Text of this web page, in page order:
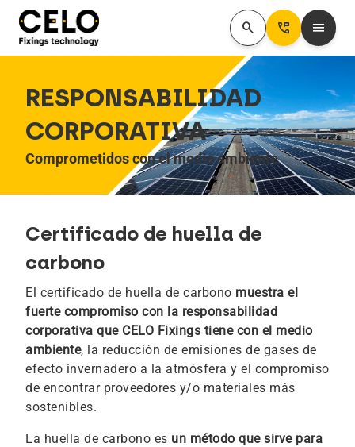
search Perm_Phone_Msg menu
RESPONSABILIDAD
CORPORATIVA
Comprometidos con el medio ambiente
Certificado de huella de
carbono
El certificado de huella de carbono muestra el
fuerte compromiso con la responsabilidad
corporativa que CELO Fixings tiene con el medio
ambiente, la reducción de emisiones de gases de
efecto invernadero a la atmósfera y el compromiso
de encontrar proveedores y/o materiales más
sostenibles.
La huella de carbono es un método que sirve para